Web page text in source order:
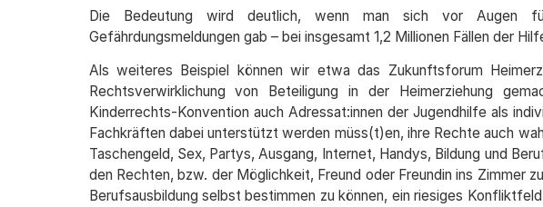
Die Bedeutung wird deutlich, wenn man sich vor Augen
Gefährdungsmeldungen gab – bei insgesamt 1,2 Millionen Fällen der
Als weiteres Beispiel können wir etwa das Zukunftsforum
Rechtsverwirklichung von Beteiligung in der Heimerziehung
Kinderrechts-Konvention auch Adressat:innen der Jugendhilfe als
Fachkräften dabei unterstützt werden müss(t)en, ihre Rechte auch
Taschengeld, Sex, Partys, Ausgang, Internet, Handys, Bildung und
den Rechten, bzw. der Möglichkeit, Freund oder Freundin ins Zimmer
Berufsausbildung selbst bestimmen zu können, ein riesiges